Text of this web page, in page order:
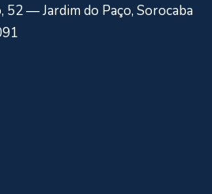
52 — Jardim do Paço, Sorocaba